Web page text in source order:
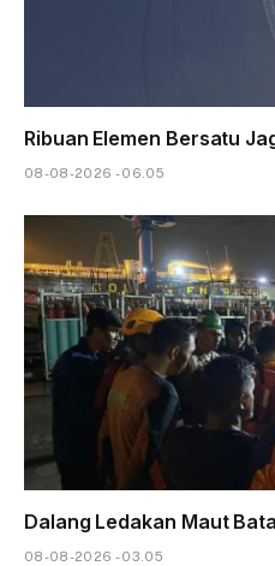
Ribuan Elemen Bersatu
08-08-2026 - 06.05
Dalang Ledakan Maut
08-08-2026 - 03.05